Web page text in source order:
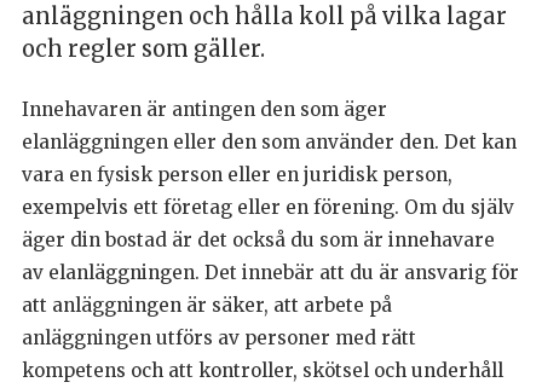
anläggningen och hålla koll på vilka lagar
och regler som gäller.
Innehavaren är antingen den som äger
elanläggningen eller den som använder den. Det kan
vara en fysisk person eller en juridisk person,
exempelvis ett företag eller en förening. Om du själv
äger din bostad är det också du som är innehavare
av elanläggningen. Det innebär att du är ansvarig för
att anläggningen är säker, att arbete på
anläggningen utförs av personer med rätt
kompetens och att kontroller, skötsel och underhåll